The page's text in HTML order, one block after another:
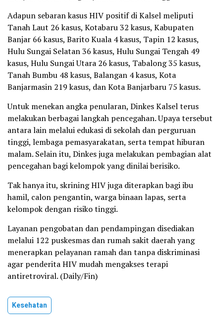
Adapun sebaran kasus HIV positif di Kalsel meliputi
Tanah Laut 26 kasus, Kotabaru 32 kasus, Kabupaten
Banjar 66 kasus, Barito Kuala 4 kasus, Tapin 12 kasus,
Hulu Sungai Selatan 36 kasus, Hulu Sungai Tengah 49
kasus, Hulu Sungai Utara 26 kasus, Tabalong 35 kasus,
Tanah Bumbu 48 kasus, Balangan 4 kasus, Kota
Banjarmasin 219 kasus, dan Kota Banjarbaru 75 kasus.
Untuk menekan angka penularan, Dinkes Kalsel terus
melakukan berbagai langkah pencegahan. Upaya tersebut
antara lain melalui edukasi di sekolah dan perguruan
tinggi, lembaga pemasyarakatan, serta tempat hiburan
malam. Selain itu, Dinkes juga melakukan pembagian alat
pencegahan bagi kelompok yang dinilai berisiko.
Tak hanya itu, skrining HIV juga diterapkan bagi ibu
hamil, calon pengantin, warga binaan lapas, serta
kelompok dengan risiko tinggi.
Layanan pengobatan dan pendampingan disediakan
melalui 122 puskesmas dan rumah sakit daerah yang
menerapkan pelayanan ramah dan tanpa diskriminasi
agar penderita HIV mudah mengakses terapi
antiretroviral. (Daily/Fin)
Kesehatan